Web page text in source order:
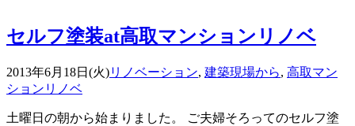
セルフ塗装at高取マンションリノベ
2013年6月18日(火)リノベーション, 建築現場から, 高取マン
ションリノベ
土曜日の朝から始まりました。 ご夫婦そろってのセルフ塗